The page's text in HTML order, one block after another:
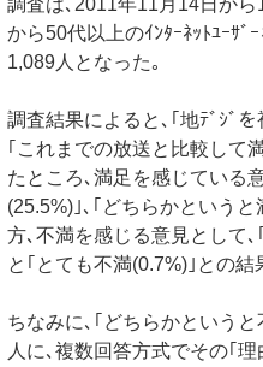
から50代以上のｲﾝﾀｰﾈｯﾄﾕｰｻﾞ
1,089人となった｡
調査結果によると､｢地ﾃﾞｼﾞ
｢これまでの放送と比較して
たところ､満足を感じている
(25.5%)｣､｢どちらかという
方､不満を感じる意見として
と｢とても不満(0.7%)｣との結
ちなみに､｢どちらかという
人に､複数回答方式でその｢